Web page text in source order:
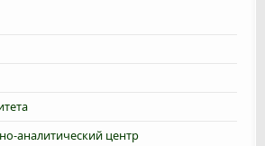
аналитический центр